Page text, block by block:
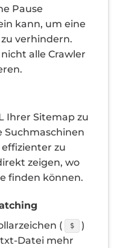
Pause
kann, um eine
verhindern.
alle Crawler
Ihrer Sitemap zu
Suchmaschinen
zu
zeigen, wo
finden können.
( $
)
Datei mehr